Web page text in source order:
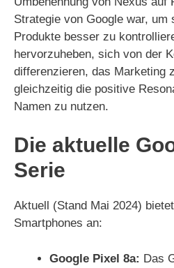
Strategie von Google war, um
Produkte besser zu
hervorzuheben, sich von der
differenzieren, das Marketing
gleichzeitig die positive
Namen zu nutzen.
Die aktuelle
Serie
Aktuell (Stand Mai 2024)
Smartphones an:
Google Pixel 8a: Das